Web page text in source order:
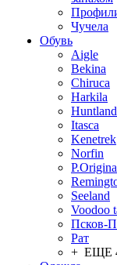
Чучела
Обувь
Aigle
Bekina
Chiruсa
Harkila
Itasca
Kenetrek
Norfin
Seeland
Voodoo
Псков-
Рат
+ ЕЩЕ